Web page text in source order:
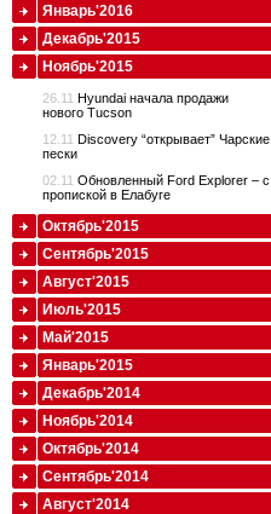
Январь'2016
Декабрь'2015
Ноябрь'2015
26.11 Hyundai начала продажи
нового Tucson
12.11 Discovery “открывает” Чарские
пески
02.11 Обновленный Ford Explorer – с
пропиской в Елабуге
Октябрь'2015
Сентябрь'2015
Август'2015
Июль'2015
Май'2015
Январь'2015
Декабрь'2014
Ноябрь'2014
Октябрь'2014
Сентябрь'2014
Август'2014